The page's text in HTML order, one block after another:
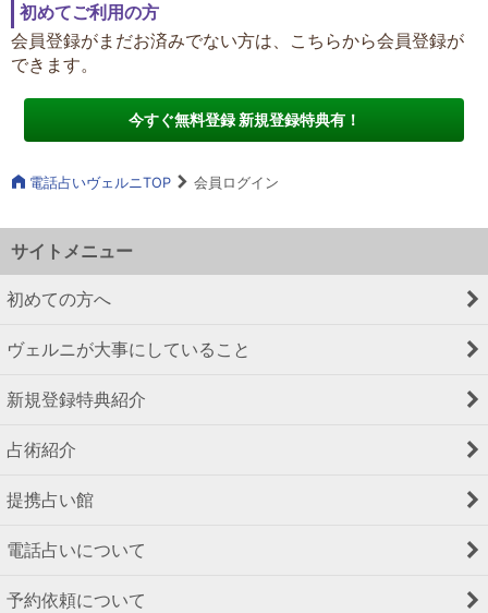
初めてご利用の方
会員登録がまだお済みでない方は、こちらから会員登録が
できます。
今すぐ無料登録 新規登録特典有！
電話占いヴェルニTOP 会員ログイン
サイトメニュー
初めての方へ
ヴェルニが大事にしていること
新規登録特典紹介
占術紹介
提携占い館
電話占いについて
予約依頼について